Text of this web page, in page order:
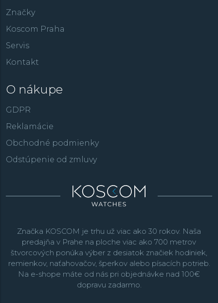
Značky
Koscom Praha
Servis
Kontakt
O nákupe
GDPR
Reklamácie
Obchodné podmienky
Odstúpenie od zmluvy
Značka KOSCOM je trhu už viac ako 30 rokov. Naša
predajňa v Prahe na ploche viac ako 700 metrov
štvorcových ponúka výber z desiatok značiek hodiniek,
remienkov, naťahovačov, šperkov alebo písacích potrieb.
Na e-shope máte od nás pri objednávke nad 100€
dopravu zadarmo.